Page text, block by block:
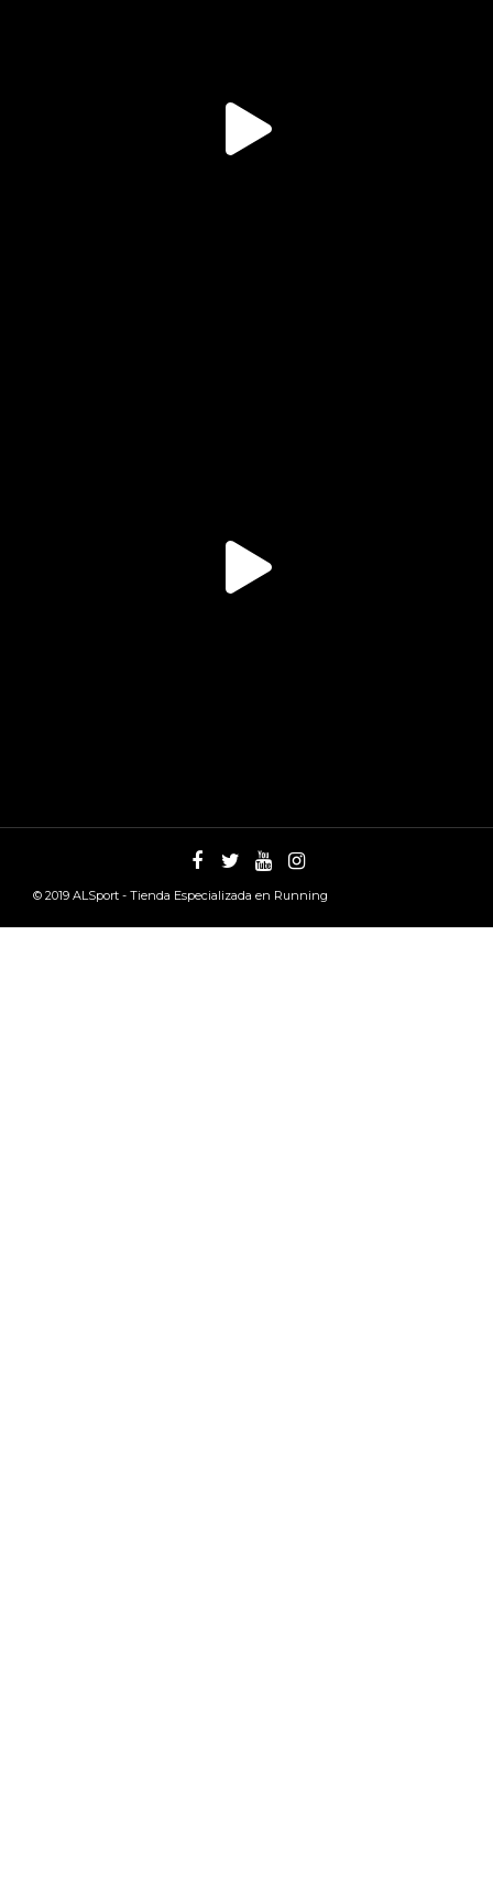
© 2019 ALSport - Tienda Especializada en Running